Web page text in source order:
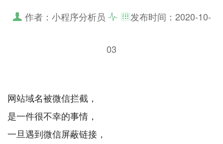
作者：小程序分析员 发布时间： 2020-10-
03
网站域名被微信拦截，
是一件很不幸的事情，
一旦遇到微信屏蔽链接，